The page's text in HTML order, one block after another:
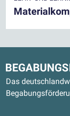
Begabungslotse
Das